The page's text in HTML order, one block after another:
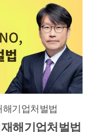
해기업처벌법
해기업처벌법